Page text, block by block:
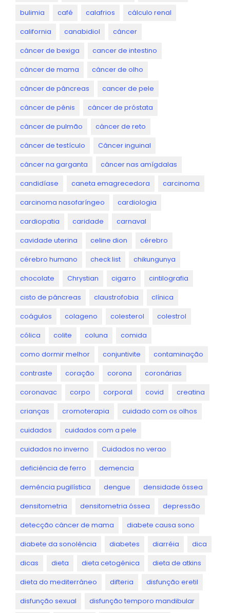
bulimia café calafrios cálculo renal
california canabidiol câncer
câncer de bexiga cancer de intestino
câncer de mama câncer de olho
câncer de pâncreas cancer de pele
câncer de pênis câncer de próstata
câncer de pulmão câncer de reto
câncer de testículo Câncer inguinal
câncer na garganta câncer nas amígdalas
candidíase caneta emagrecedora carcinoma
carcinoma nasofaríngeo cardiologia
cardiopatia caridade carnaval
cavidade uterina celine dion cérebro
cérebro humano check list chikungunya
chocolate Chrystian cigarro cintilografia
cisto de pâncreas claustrofobia clínica
coágulos colageno colesterol colestrol
cólica colite coluna comida
como dormir melhor conjuntivite contaminação
contraste coração corona coronárias
coronavac corpo corporal covid creatina
crianças cromoterapia cuidado com os olhos
cuidados cuidados com a pele
cuidados no inverno Cuidados no verao
deficiência de ferro demencia
demência pugilística dengue densidade óssea
densitometria densitometria óssea depressão
detecção câncer de mama diabete causa sono
diabete da sonolência diabetes diarréia dica
dicas dieta dieta cetogênica dieta de atkins
dieta do mediterrâneo difteria disfunção eretil
disfunção sexual disfunção temporo mandibular